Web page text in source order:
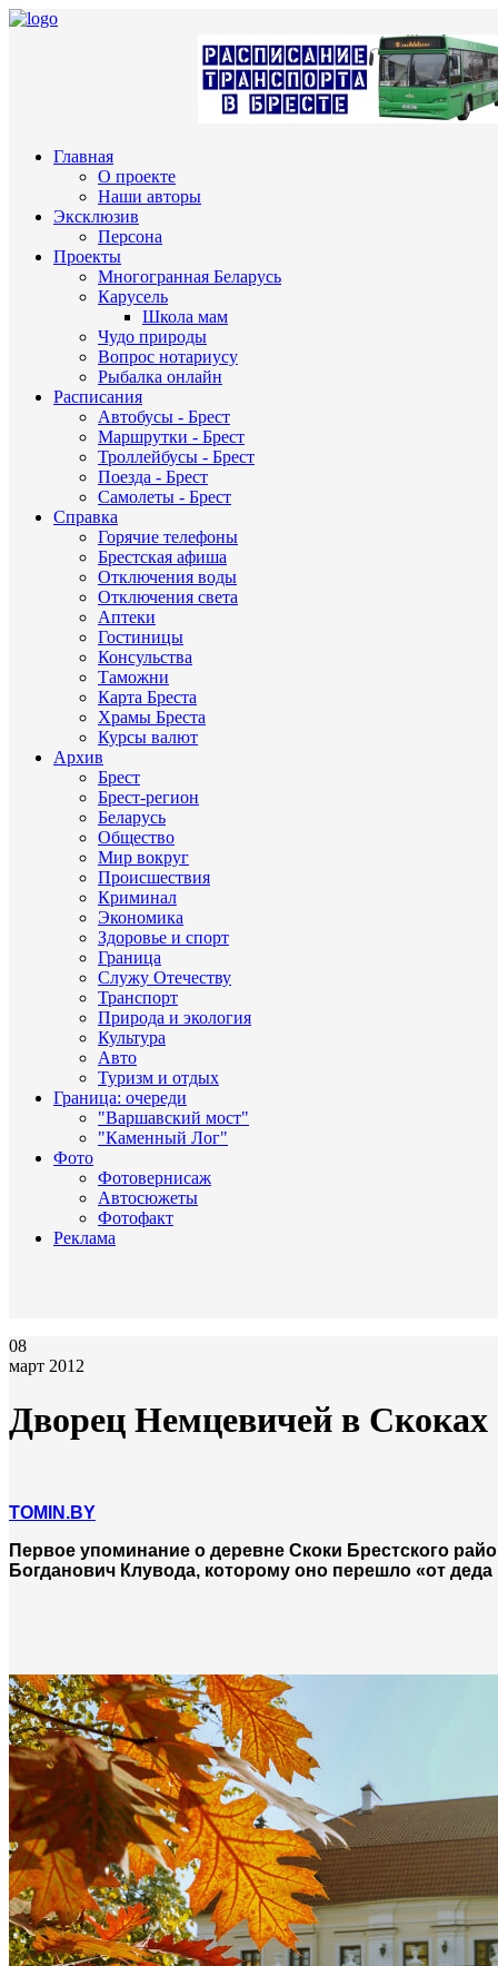
Главная
О проекте
Наши авторы
Эксклюзив
Персона
Проекты
Многогранная Беларусь
Карусель
Школа мам
Чудо природы
Вопрос нотариусу
Рыбалка онлайн
Расписания
Автобусы - Брест
Маршрутки - Брест
Троллейбусы - Брест
Поезда - Брест
Самолеты - Брест
Справка
Горячие телефоны
Брестская афиша
Отключения воды
Отключения света
Аптеки
Гостиницы
Консульства
Таможни
Карта Бреста
Храмы Бреста
Курсы валют
Архив
Брест
Брест-регион
Беларусь
Общество
Мир вокруг
Происшествия
Криминал
Экономика
Здоровье и спорт
Граница
Служу Отечеству
Транспорт
Природа и экология
Культура
Авто
Туризм и отдых
Граница: очереди
"Варшавский мост"
"Каменный Лог"
Фото
Фотовернисаж
Автосюжеты
Фотофакт
Реклама
08
март 2012
Дворец Немцевичей в Скоках
TOMIN.BY
Первое упоминание о деревне Скоки Брестского
Богданович Клувода, которому оно перешло «от